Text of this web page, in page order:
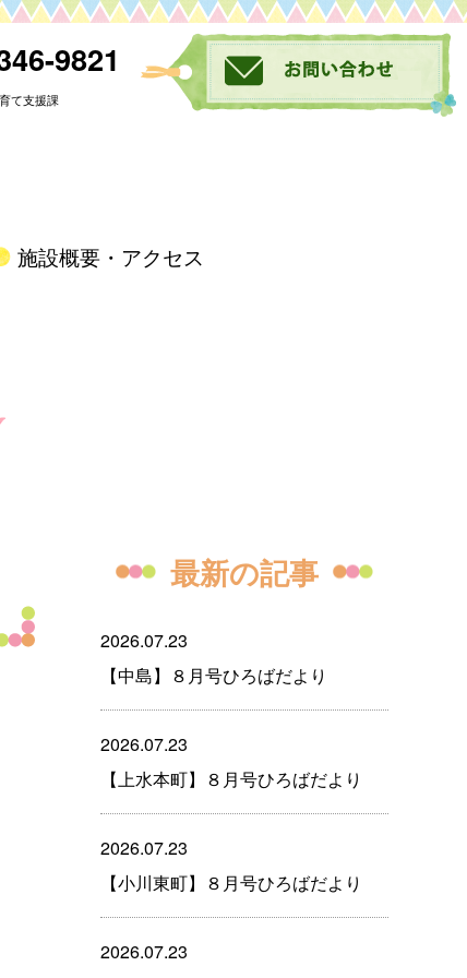
9821
て支援課
施設概要・アクセス
最新の記事
2026.07.23
【中島】８月号ひろばだより
2026.07.23
【上水本町】８月号ひろばだより
2026.07.23
【小川東町】８月号ひろばだより
2026.07.23